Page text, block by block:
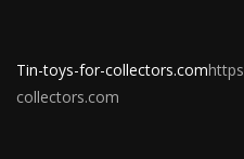
Tin-toys-for-collectors.com
collectors.com